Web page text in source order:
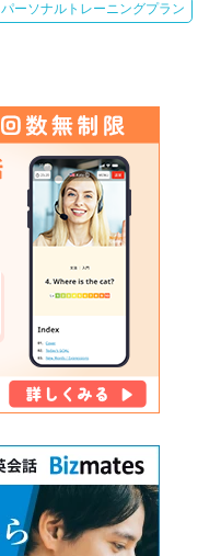
パーソナルトレーニングプラン